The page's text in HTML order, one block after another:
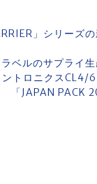
」シリーズ
ルのサプライ生
トロニクス
「JAPAN PACK